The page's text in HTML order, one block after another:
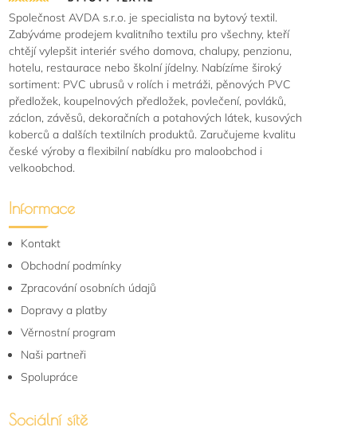
Společnost AVDA s.r.o. je specialista na bytový textil.
Zabýváme prodejem kvalitního textilu pro všechny, kteří
chtějí vylepšit interiér svého domova, chalupy, penzionu,
hotelu, restaurace nebo školní jídelny. Nabízíme široký
sortiment: PVC ubrusů v rolích i metráži, pěnových PVC
předložek, koupelnových předložek, povlečení, povláků,
záclon, závěsů, dekoračních a potahových látek, kusových
koberců a dalších textilních produktů. Zaručujeme kvalitu
české výroby a flexibilní nabídku pro maloobchod i
velkoobchod.
Informace
Kontakt
Obchodní podmínky
Zpracování osobních údajů
Dopravy a platby
Věrnostní program
Naši partneři
Spolupráce
Sociální sítě